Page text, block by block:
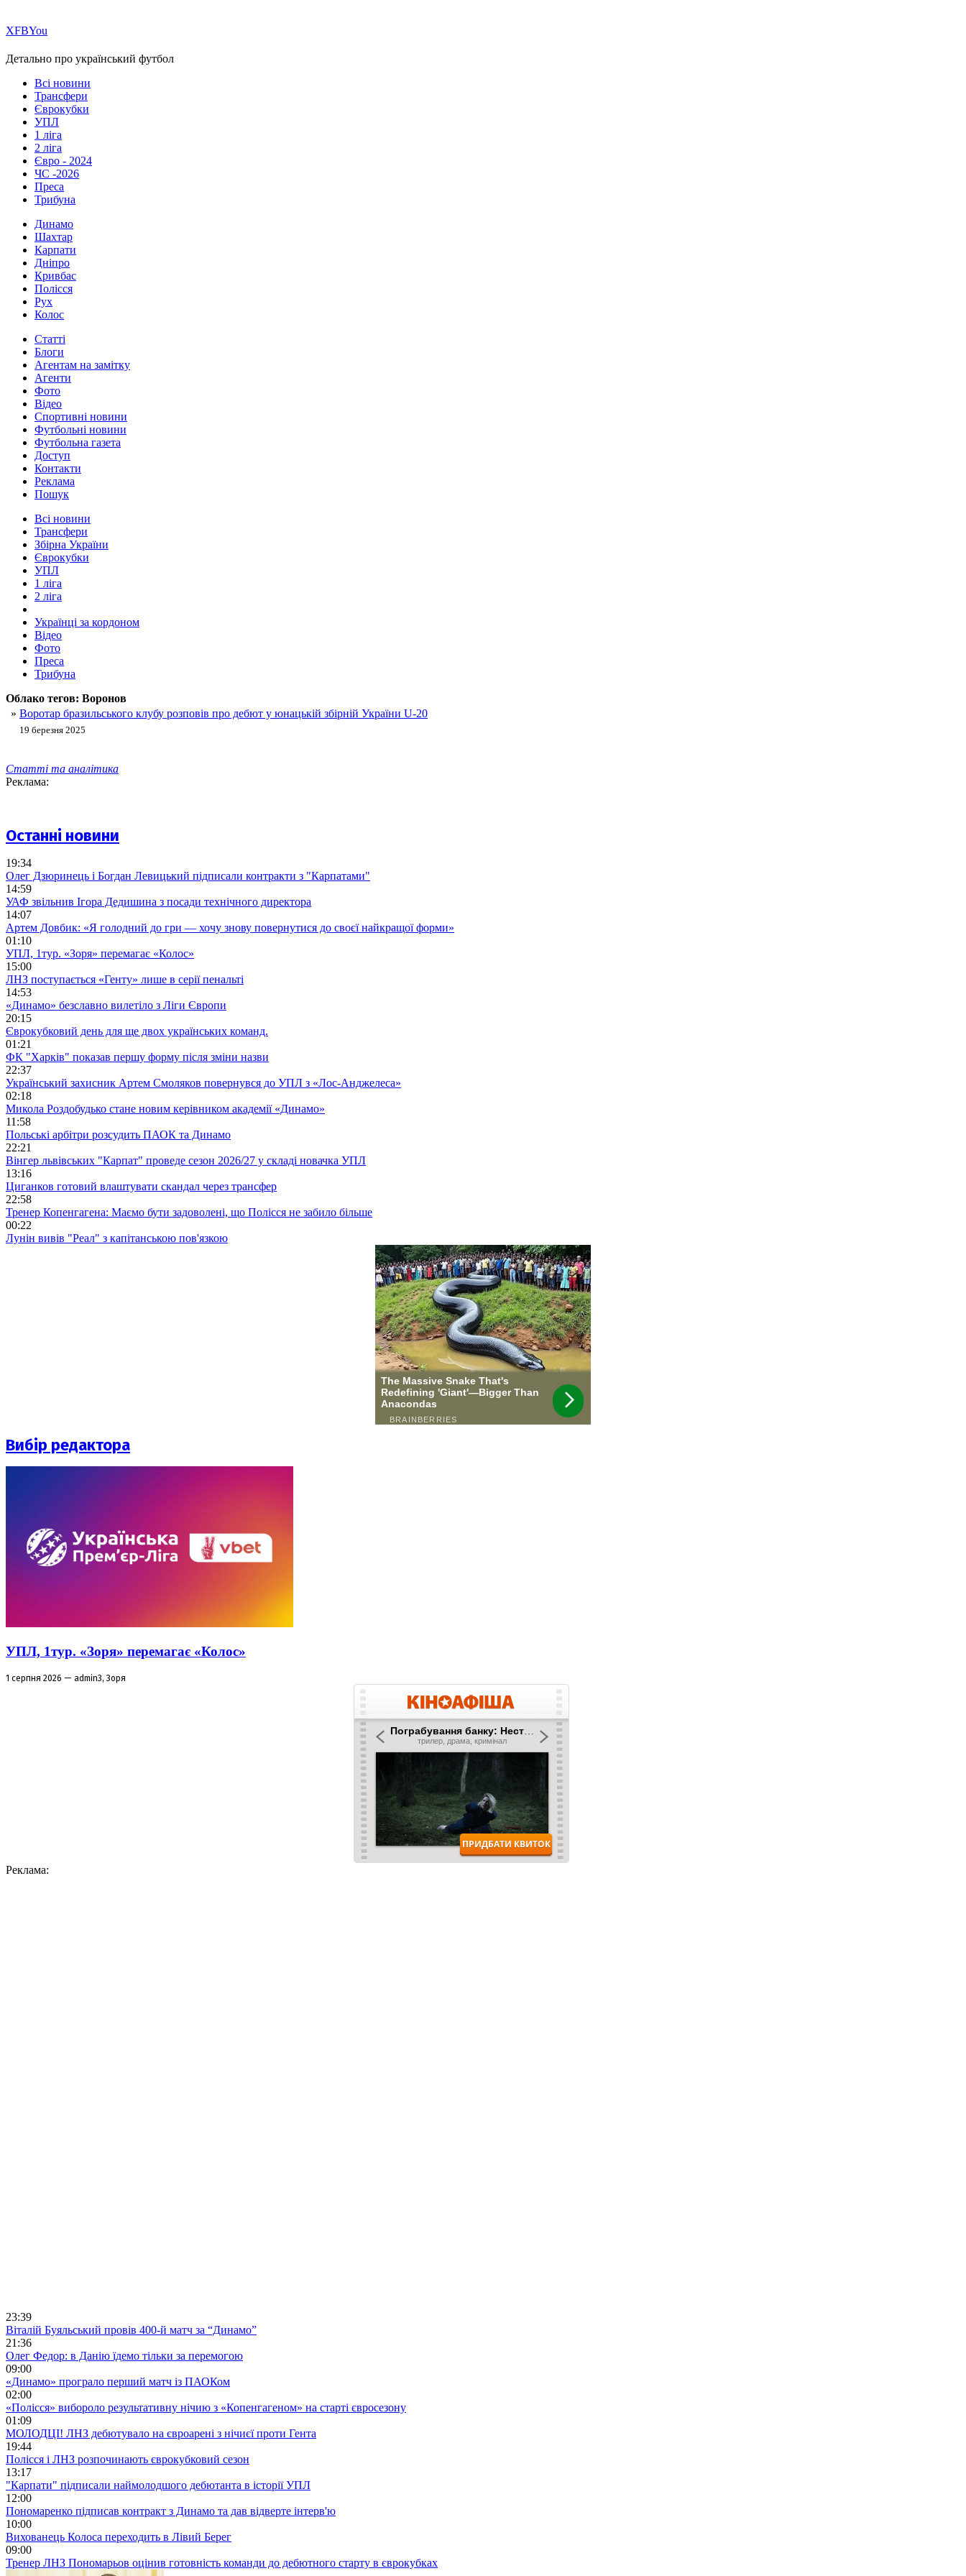
ХFBYou
Детально про український футбол
Всі новини
Трансфери
Єврокубки
УПЛ
1 ліга
2 ліга
Євро - 2024
ЧС -2026
Преса
Трибуна
Динамо
Шахтар
Карпати
Дніпро
Кривбас
Полісся
Рух
Колос
Статті
Блоги
Агентам на замітку
Агенти
Фото
Відео
Спортивні новини
Футбольні новини
Футбольна газета
Доступ
Контакти
Реклама
Пошук
Всі новини
Трансфери
Збірна України
Єврокубки
УПЛ
1 ліга
2 ліга
Українці за кордоном
Відео
Фото
Преса
Трибуна
Облако тегов: Воронов
» Воротар бразильського клубу розповів про дебют у юнацькій збірній України U-20
19 березня 2025
Статті та аналітика
Реклама:
Останні новини
19:34
Олег Дзюринець і Богдан Левицький підписали контракти з "Карпатами"
14:59
УАФ звільнив Ігора Дедишина з посади технічного директора
14:07
Артем Довбик: «Я голодний до гри — хочу знову повернутися до своєї найкращої форми»
01:10
УПЛ, 1тур. «Зоря» перемагає «Колос»
15:00
ЛНЗ поступається «Генту» лише в серії пенальті
14:53
«Динамо» безславно вилетіло з Ліги Європи
20:15
Єврокубковий день для ще двох українських команд.
01:21
ФК "Харків" показав першу форму після зміни назви
22:37
Український захисник Артем Смоляков повернувся до УПЛ з «Лос-Анджелеса»
02:18
Микола Роздобудько стане новим керівником академії «Динамо»
11:58
Польські арбітри розсудить ПАОК та Динамо
22:21
Вінгер львівських "Карпат" проведе сезон 2026/27 у складі новачка УПЛ
13:16
Циганков готовий влаштувати скандал через трансфер
22:58
Тренер Копенгагена: Маємо бути задоволені, що Полісся не забило більше
00:22
Лунін вивів "Реал" з капітанською пов'язкою
Вибір редактора
УПЛ, 1тур. «Зоря» перемагає «Колос»
1 серпня 2026 — admin3, Зоря
Реклама:
23:39
Віталій Буяльський провів 400-й матч за “Динамо”
21:36
Олег Федор: в Данію їдемо тільки за перемогою
09:00
«Динамо» програло перший матч із ПАОКом
02:00
«Полісся» вибороло результативну нічию з «Копенгагеном» на старті євросезону
01:09
МОЛОДЦІ! ЛНЗ дебютувало на євроарені з нічиєї проти Гента
19:44
Полісся і ЛНЗ розпочинають єврокубковий сезон
13:17
"Карпати" підписали наймолодшого дебютанта в історії УПЛ
12:00
Пономаренко підписав контракт з Динамо та дав відверте інтерв'ю
10:00
Вихованець Колоса переходить в Лівий Берег
09:00
Тренер ЛНЗ Пономарьов оцінив готовність команди до дебютного старту в єврокубках